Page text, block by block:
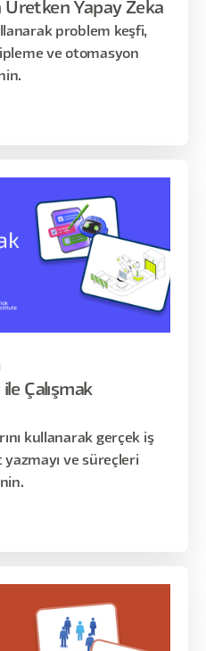
Yapay Zeka
problem keşfi,
ve otomasyon
Çalışmak
kullanarak gerçek iş
yazmayı ve süreçleri